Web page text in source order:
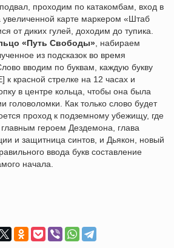
проходим по катакомбам, вход в
увеличенной карте маркером «Штаб
от диких гулей, доходим до тупика.
«Путь Свободы» , набираем
из подсказок во время
вводим по буквам, каждую букву
к красной стрелке на 12 часах и
в центре кольца, чтобы она была
головоломки. Как только слово будет
проход к подземному убежищу, где
главным героем Дездемона, глава
и защитница синтов, и Дьякон, новый
ввода букв составление
начала.